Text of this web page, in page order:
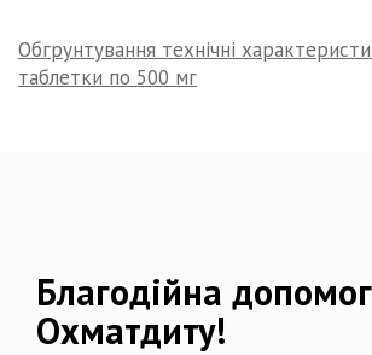
Обгрунтування технічні
таблетки по 500 мг
Благодійна
Охматдиту!